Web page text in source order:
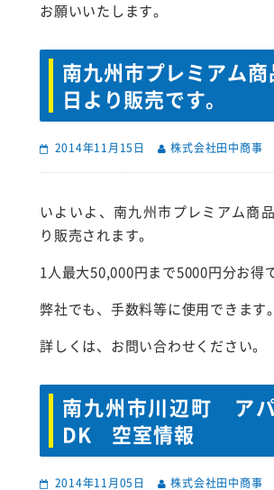
お願いいたします。
南九州市プレミアム
日より販売です。
2014年11月15日 株式会社田中商事
いよいよ、南九州市プレミアム商
り販売されます。
1人最大50,000円まで5000円分お得
弊社でも、手数料等に使用できます。
詳しくは、お問い合わせください。
南九州市川辺町 ア
DK 空室情報
2014年11月05日 株式会社田中商事